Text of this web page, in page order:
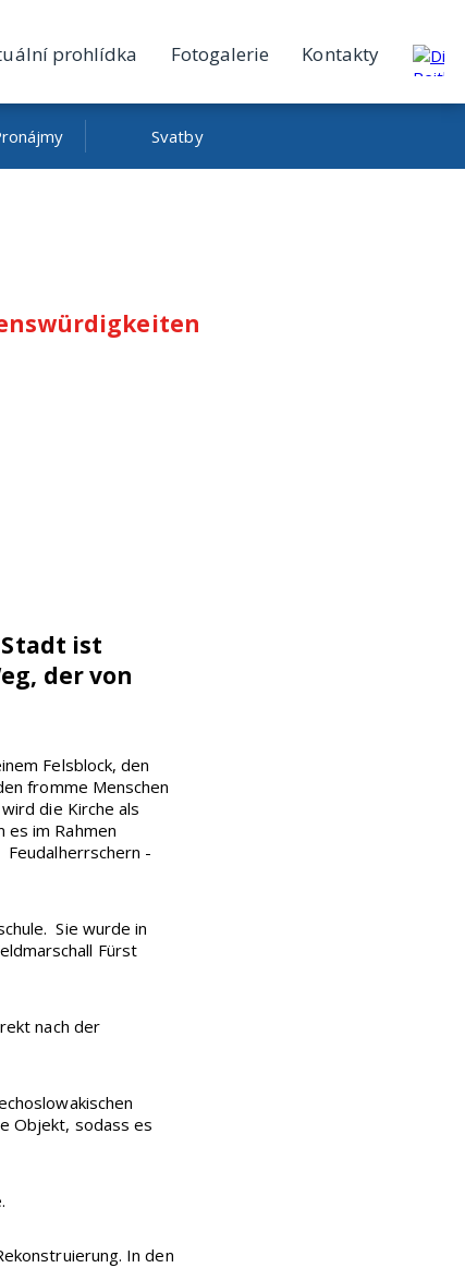
prohlídka Fotogalerie Kontakty
Svatby
ist
der von
Felsblock, den
fromme Menschen
die Kirche als
es im Rahmen
Feudalherrschern -
Sie wurde in
Fürst
nach der
Objekt, sodass es
In den